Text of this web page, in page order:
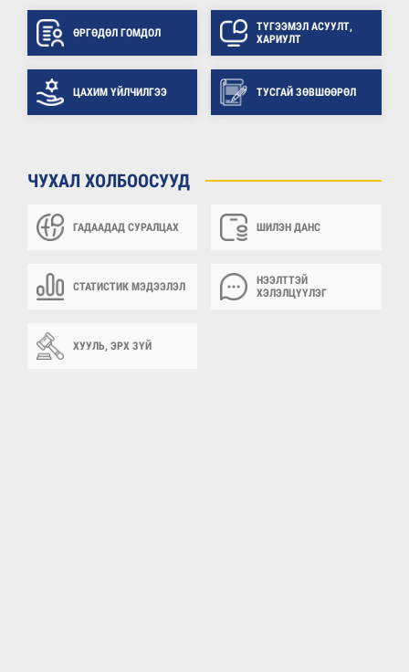
ӨРГӨДӨЛ ГОМДОЛ
ТҮГЭЭМЭЛ АСУУЛТ,
ХАРИУЛТ
ЦАХИМ ҮЙЛЧИЛГЭЭ ТУСГАЙ ЗӨВШӨӨРӨЛ
ЧУХАЛ ХОЛБООСУУД
ГАДААДАД СУРАЛЦАХ ШИЛЭН ДАНС
СТАТИСТИК МЭДЭЭЛЭЛ
НЭЭЛТТЭЙ
ХЭЛЭЛЦҮҮЛЭГ
ХУУЛЬ, ЭРХ ЗҮЙ